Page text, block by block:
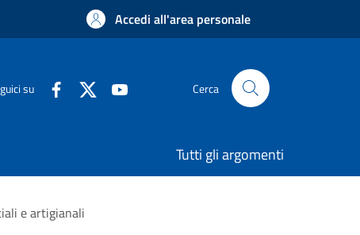
Accedi all'area personale
su Cerca
Tutti gli argomenti
e artigianali